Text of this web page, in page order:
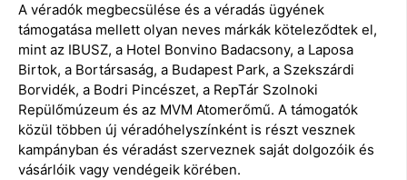
A véradók megbecsülése és a véradás ügyének
támogatása mellett olyan neves márkák köteleződtek el,
mint az IBUSZ, a Hotel Bonvino Badacsony, a Laposa
Birtok, a Bortársaság, a Budapest Park, a Szekszárdi
Borvidék, a Bodri Pincészet, a RepTár Szolnoki
Repülőmúzeum és az MVM Atomerőmű. A támogatók
közül többen új véradóhelyszínként is részt vesznek
kampányban és véradást szerveznek saját dolgozóik és
vásárlóik vagy vendégeik körében.